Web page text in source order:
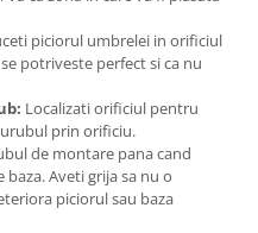
piciorul umbrelei in orificiul
potriveste perfect si ca nu
Localizati orificiul pentru
prin orificiu.
de montare pana cand
Aveti grija sa nu o
piciorul sau baza